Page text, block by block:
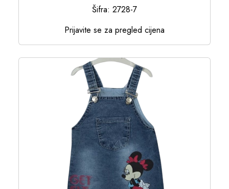
Šifra: 2728-7
Prijavite se za pregled cijena